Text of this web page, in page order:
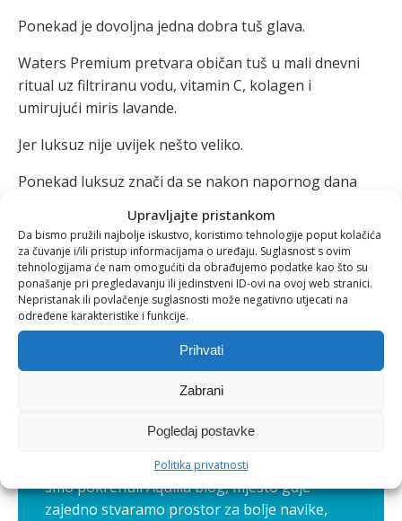
Upravljajte pristankom
Da bismo pružili najbolje iskustvo, koristimo tehnologije poput kolačića
za čuvanje i/ili pristup informacijama o uređaju. Suglasnost s ovim
tehnologijama će nam omogućiti da obrađujemo podatke kao što su
ponašanje pri pregledavanju ili jedinstveni ID-ovi na ovoj web stranici.
Nepristanak ili povlačenje suglasnosti može negativno utjecati na
određene karakteristike i funkcije.
Prihvati
Zabrani
Pogledaj postavke
Politika privatnosti
Ponekad je dovoljna jedna dobra tuš glava.
Waters Premium pretvara običan tuš u mali dnevni
ritual uz filtriranu vodu, vitamin C, kolagen i
umirujući miris lavande.
Jer luksuz nije uvijek nešto veliko.
Ponekad luksuz znači da se nakon napornog dana
izaći kao da ste bili puno dalje od vlastitog doma.
Aquilia Blog –
zajednica zdravih
Zdravlje nije samo osobna briga, već i
putovanje koje je ljepše kada ga dijelimo. Zato
smo pokrenuli Aquilia blog, mjesto gdje
zajedno stvaramo prostor za bolje navike,